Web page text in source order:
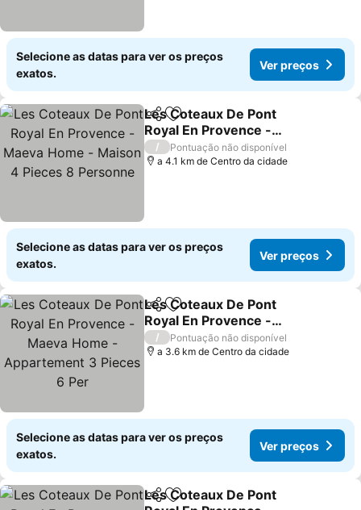
Selecione as datas para ver os preços
exatos.
Ver preços
PartilharAdicionar aos favoritos
Les Coteaux De Pont
Royal En Provence -
Maeva Home - Maison 4
Pieces 8 Personne
Ver preços
/
Pontuação não disponível
a 4.1 km de Centro da cidade
Selecione as datas para ver os preços
exatos.
Ver preços
PartilharAdicionar aos favoritos
Les Coteaux De Pont
Royal En Provence -
Maeva Home -
Appartement 3 Pieces 6
Ver preços
/
Pontuação não disponível
a 3.6 km de Centro da cidade
Selecione as datas para ver os preços
exatos.
Ver preços
PartilharAdicionar aos favoritos
Les Coteaux De Pont